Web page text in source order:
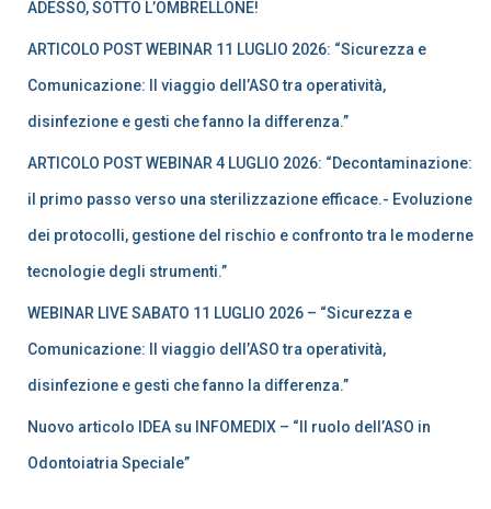
ADESSO, SOTTO L’OMBRELLONE!
ARTICOLO POST WEBINAR 11 LUGLIO 2026: “Sicurezza e
Comunicazione: Il viaggio dell’ASO tra operatività,
disinfezione e gesti che fanno la differenza.”
ARTICOLO POST WEBINAR 4 LUGLIO 2026: “Decontaminazione:
il primo passo verso una sterilizzazione efficace.- Evoluzione
dei protocolli, gestione del rischio e confronto tra le moderne
tecnologie degli strumenti.”
WEBINAR LIVE SABATO 11 LUGLIO 2026 – “Sicurezza e
Comunicazione: Il viaggio dell’ASO tra operatività,
disinfezione e gesti che fanno la differenza.”
Nuovo articolo IDEA su INFOMEDIX – “Il ruolo dell’ASO in
Odontoiatria Speciale”